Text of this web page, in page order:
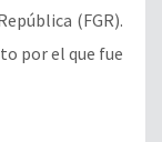
(FGR).
por el que fue